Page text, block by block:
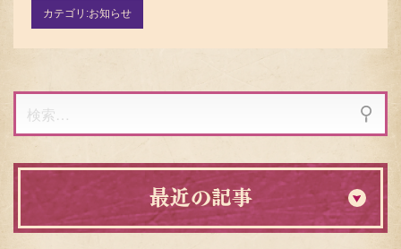
カテゴリ:お知らせ
索:
最近の記事